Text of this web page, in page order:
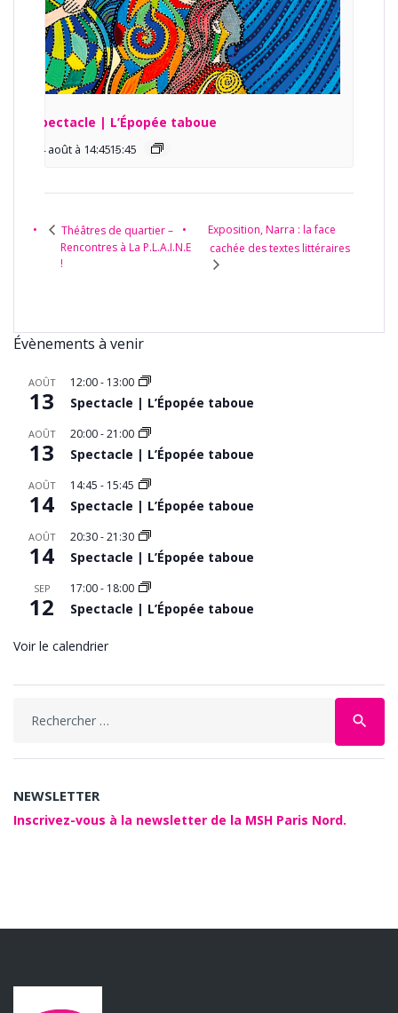
Spectacle | L’Épopée taboue
14 août à 14:45 -
15:45
Théâtres de quartier –
Rencontres à La P.L.A.I.N.E
!
Exposition, Narra : la face
cachée des textes littéraires
Évènements à venir
AOÛT
13
12:00- 13:00
Spectacle | L’Épopée taboue
AOÛT
13
20:00-21:00
Spectacle | L’Épopée taboue
AOÛT
14
14:45 - 15:45
Spectacle | L’Épopée taboue
AOÛT
14
20:30-21:30
Spectacle | L’Épopée taboue
SEP
12
17:00- 18:00
Spectacle | L’Épopée taboue
Voir le calendrier
search
NEWSLETTER
Inscrivez-vous à la newsletter de la MSH Paris Nord.